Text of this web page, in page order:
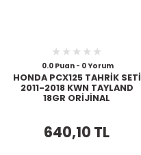
0.0 Puan - 0 Yorum
HONDA PCX125 TAHRİK SETİ
2011-2018 KWN TAYLAND
18GR ORİJİNAL
640,10 TL